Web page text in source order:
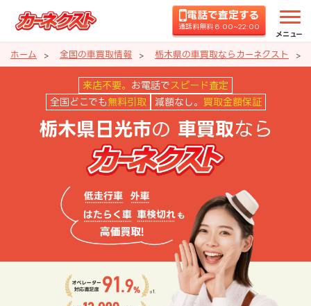
電話で査定する
通話料無料 8:00~22:00
メニュー
ホーム 全国の車買取情報 栃木県の車買取ならカーネクスト
栃木県日光市の車買取ならカー
来店不要。 お電話で スピード査定
全国どこでも 無料引取 減額なし。 買取金額保証
栃木県日光市の 車買取なら